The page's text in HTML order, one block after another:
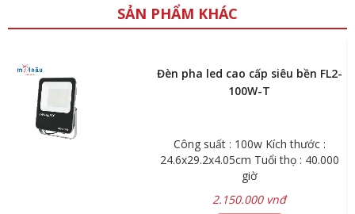
SẢN PHẨM KHÁC
Đèn pha led cao cấp siêu bền FL2-
100W-T
Công suất : 100w Kích thước :
24.6x29.2x4.05cm Tuổi thọ : 40.000
giờ
2.150.000 vnđ